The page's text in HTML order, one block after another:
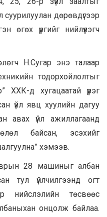
суурилуулан дөрөвдүгээр
үүргийг нийлүүлэгч
Н.Сугар энэ талаар
тодорхойлолтыг
ХХК-д хугацаатай үүрэг
үйл явц хуулийн дагуу
авах үйл ажиллагаанд
байсан, эсэхийг
хэмээв.
28 машиныг албан
тул үйлчилгээнд огт
нийслэлийн төсвөөс
онцолж байлаа.